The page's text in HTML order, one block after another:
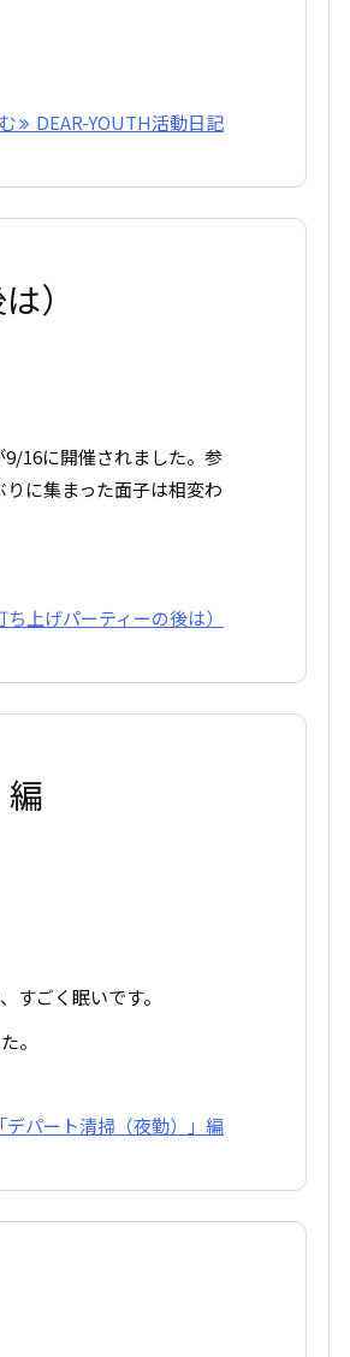
DEAR-YOUTH活動日記
）
16に開催されました。参
に集まった面子は相変わ
上げパーティーの後は）
すごく眠いです。
。
デパート清掃（夜勤）」編